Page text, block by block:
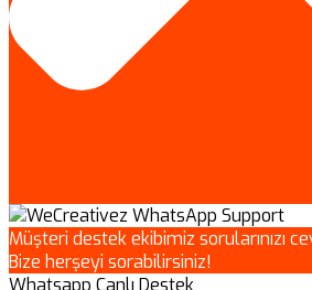
Müşteri destek ekibimiz sorularınızı
Bize herşeyi sorabilirsiniz!